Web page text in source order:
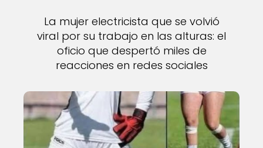
La mujer electricista que se volvió
viral por su trabajo en las alturas: el
oficio que despertó miles de
reacciones en redes sociales